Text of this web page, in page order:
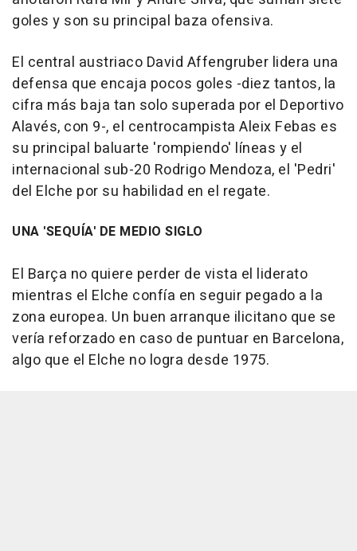
goles y son su principal baza ofensiva.
El central austriaco David Affengruber lidera una
defensa que encaja pocos goles -diez tantos, la
cifra más baja tan solo superada por el Deportivo
Alavés, con 9-, el centrocampista Aleix Febas es
su principal baluarte 'rompiendo' líneas y el
internacional sub-20 Rodrigo Mendoza, el 'Pedri'
del Elche por su habilidad en el regate.
UNA 'SEQUÍA' DE MEDIO SIGLO
El Barça no quiere perder de vista el liderato
mientras el Elche confía en seguir pegado a la
zona europea. Un buen arranque ilicitano que se
vería reforzado en caso de puntuar en Barcelona,
algo que el Elche no logra desde 1975.